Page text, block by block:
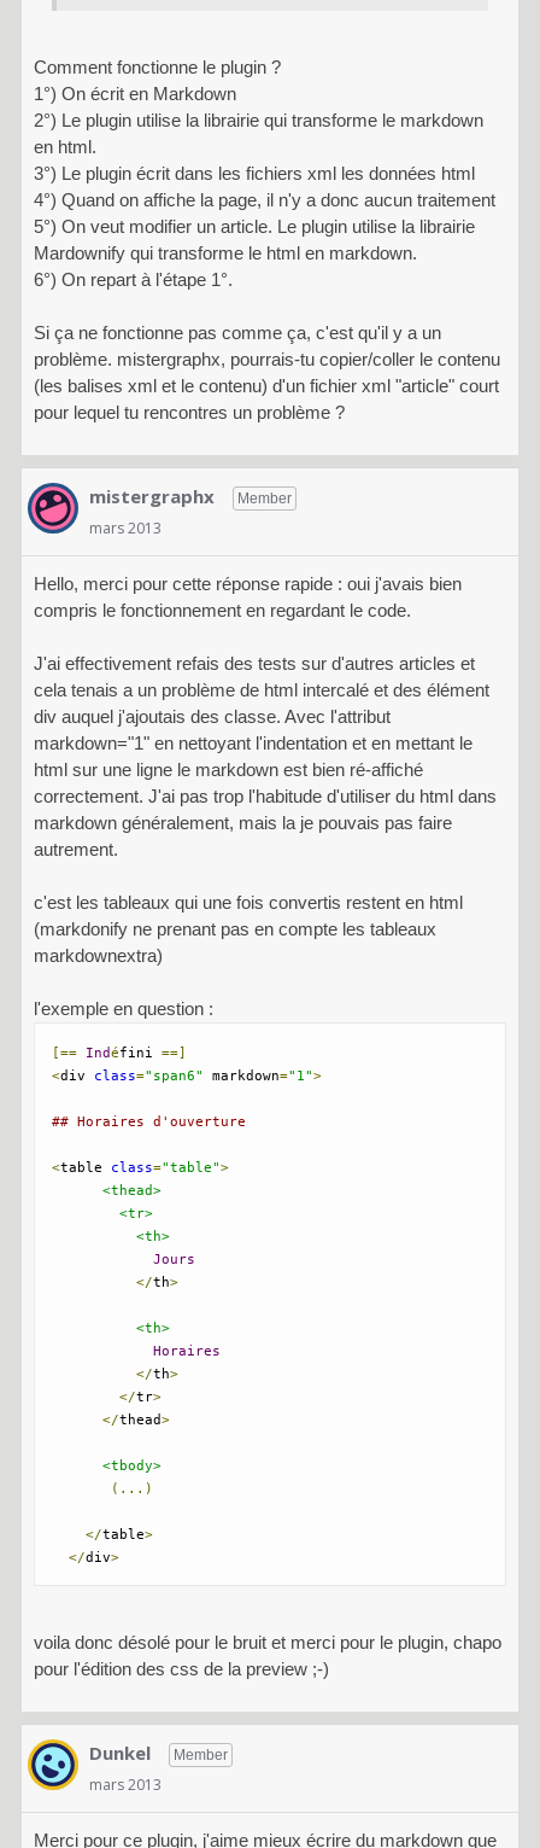
Comment fonctionne le plugin ?
1°) On écrit en Markdown
2°) Le plugin utilise la librairie qui transforme le markdown
en html.
3°) Le plugin écrit dans les fichiers xml les données html
4°) Quand on affiche la page, il n'y a donc aucun traitement
5°) On veut modifier un article. Le plugin utilise la librairie
Mardownify qui transforme le html en markdown.
6°) On repart à l'étape 1°.
Si ça ne fonctionne pas comme ça, c'est qu'il y a un
problème. mistergraphx, pourrais-tu copier/coller le contenu
(les balises xml et le contenu) d'un fichier xml "article" court
pour lequel tu rencontres un problème ?
mistergraphx Member
mars 2013
Hello, merci pour cette réponse rapide : oui j'avais bien
compris le fonctionnement en regardant le code.
J'ai effectivement refais des tests sur d'autres articles et
cela tenais a un problème de html intercalé et des élément
div auquel j'ajoutais des classe. Avec l'attribut
markdown="1" en nettoyant l'indentation et en mettant le
html sur une ligne le markdown est bien ré-affiché
correctement. J'ai pas trop l'habitude d'utiliser du html dans
markdown généralement, mais la je pouvais pas faire
autrement.
c'est les tableaux qui une fois convertis restent en html
(markdonify ne prenant pas en compte les tableaux
markdownextra)
l'exemple en question :
[== Indéfini ==]
<div class="span6" markdown="1">
## Horaires d'ouverture
<table class="table">
<thead>
<tr>
<th>
Jours
</th>
<th>
Horaires
</th>
</tr>
</thead>
<tbody>
(...)
</table>
</div>
voila donc désolé pour le bruit et merci pour le plugin, chapo
pour l'édition des css de la preview ;-)
Dunkel Member
mars 2013
Merci pour ce plugin, j'aime mieux écrire du markdown que